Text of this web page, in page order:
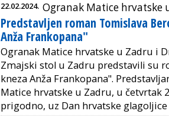
22.02.2024. Ogranak Matice hrvatske
Predstavljen roman Tomislava
Anža Frankopana"
Ogranak Matice hrvatske u Zadru i
Zmajski stol u Zadru predstavili su
kneza Anža Frankopana".
Matice hrvatske u Zadru, u četvrtak
prigodno, uz Dan hrvatske